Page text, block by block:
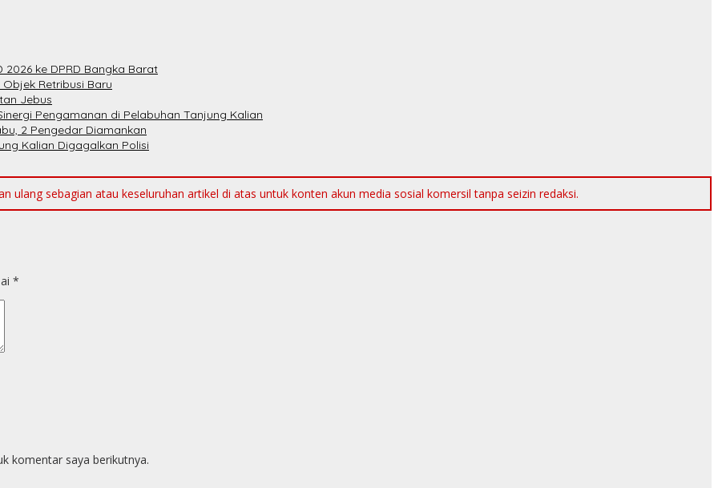
2026 ke DPRD Bangka Barat
Retribusi Baru
Jebus
Pengamanan di Pelabuhan Tanjung Kalian
2 Pengedar Diamankan
Kalian Digagalkan Polisi
ulang sebagian atau keseluruhan artikel di atas untuk konten akun media sosial komersil tanpa seizin redaksi.
*
komentar saya berikutnya.